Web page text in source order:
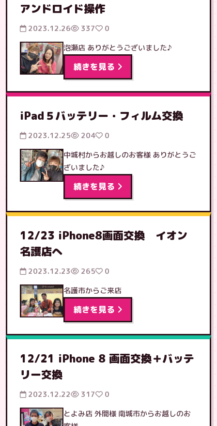
アンドロイド操作
2023.12.26 337
0
泡瀬店 ありがとうございました♪
続きを見る
iPad５バッテリー・フィルム交換
2023.12.25 204
0
中城村からお越しのお客様 ありがとうご
ざいました♪
続きを見る
12/23 iPhone8画面交換 イオン
名護店へ
2023.12.23 265
0
名護市からご来店
続きを見る
12/21 iPhone 8 画面交換＋バッテ
リー交換
2023.12.22 317
0
とよみ店 外間様 南城市からお越しのお